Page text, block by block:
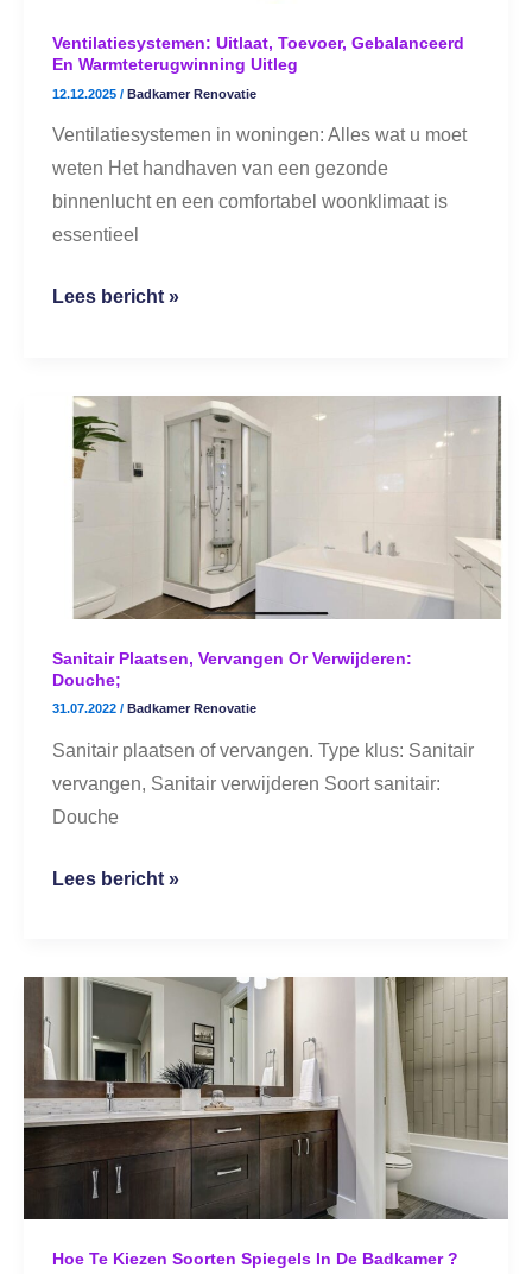
Ventilatiesystemen: Uitlaat, Toevoer, Gebalanceerd
En Warmteterugwinning Uitleg
12.12.2025 / Badkamer Renovatie
Ventilatiesystemen in woningen: Alles wat u moet
weten Het handhaven van een gezonde
binnenlucht en een comfortabel woonklimaat is
essentieel
Lees bericht »
Sanitair Plaatsen, Vervangen Or Verwijderen:
Douche;
31.07.2022 / Badkamer Renovatie
Sanitair plaatsen of vervangen. Type klus: Sanitair
vervangen, Sanitair verwijderen Soort sanitair:
Douche
Sanitair
plaatsen,
vervangen
Lees bericht »
Hoe Te Kiezen Soorten Spiegels In De Badkamer ?
kiezen
soorten
spiegels
badkamer
?